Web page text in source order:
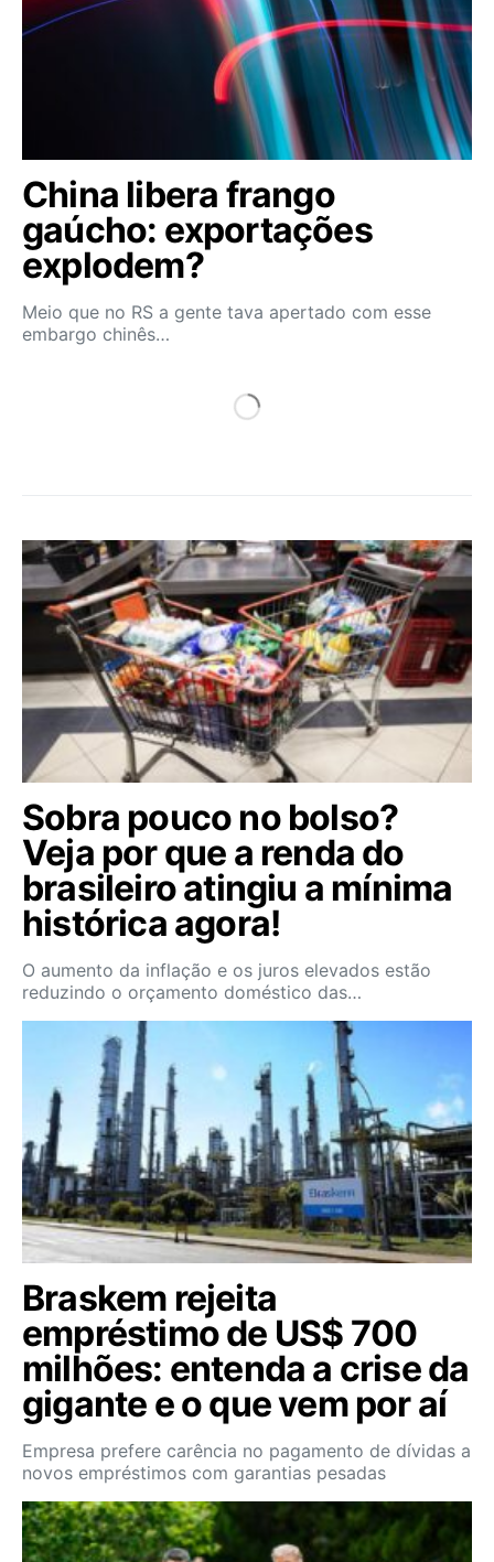
China libera frango
gaúcho: exportações
explodem?
Meio que no RS a gente tava apertado com esse
embargo chinês…
Sobra pouco no bolso?
Veja por que a renda do
brasileiro atingiu a mínima
histórica agora!
O aumento da inflação e os juros elevados estão
reduzindo o orçamento doméstico das…
Braskem rejeita
empréstimo de US$ 700
milhões: entenda a crise da
gigante e o que vem por aí
Empresa prefere carência no pagamento de dívidas a
novos empréstimos com garantias pesadas